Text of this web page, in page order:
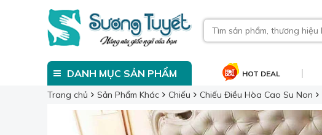
DANH MỤC SẢN PHẨM HOT DEAL
Trang chủ Sản Phẩm Khác Chiếu Chiếu Điều Hòa Cao Su Non